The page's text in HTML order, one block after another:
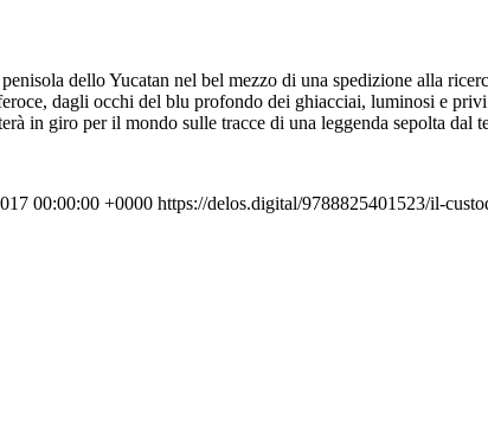
dello Yucatan nel bel mezzo di una spedizione alla
dagli occhi del blu profondo dei ghiacciai, luminosi e
in giro per il mondo sulle tracce di una leggenda sepolta dal
00:00:00 +0000 https://delos.digital/9788825401523/il-